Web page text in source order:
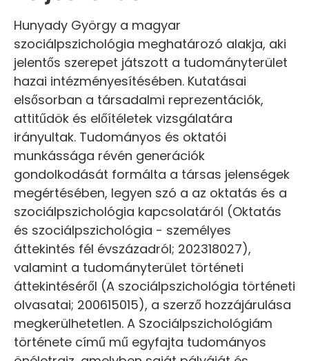
Hunyady György a magyar
szociálpszichológia meghatározó alakja, aki
jelentős szerepet játszott a tudományterület
hazai intézményesítésében. Kutatásai
elsősorban a társadalmi reprezentációk,
attitűdök és előítéletek vizsgálatára
irányultak. Tudományos és oktatói
munkássága révén generációk
gondolkodását formálta a társas jelenségek
megértésében, legyen szó a az oktatás és a
szociálpszichológia kapcsolatáról (Oktatás
és szociálpszichológia - személyes
áttekintés fél évszázadról; 202318027),
valamint a tudományterület történeti
áttekintéséről (A szociálpszichológia történeti
olvasatai; 200615015), a szerző hozzájárulása
megkerülhetetlen. A Szociálpszichológiám
története című mű egyfajta tudományos